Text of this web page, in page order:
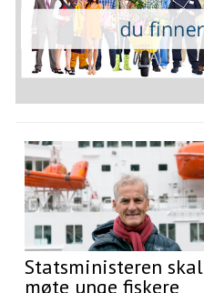
Statsministeren skal
møte unge fiskere